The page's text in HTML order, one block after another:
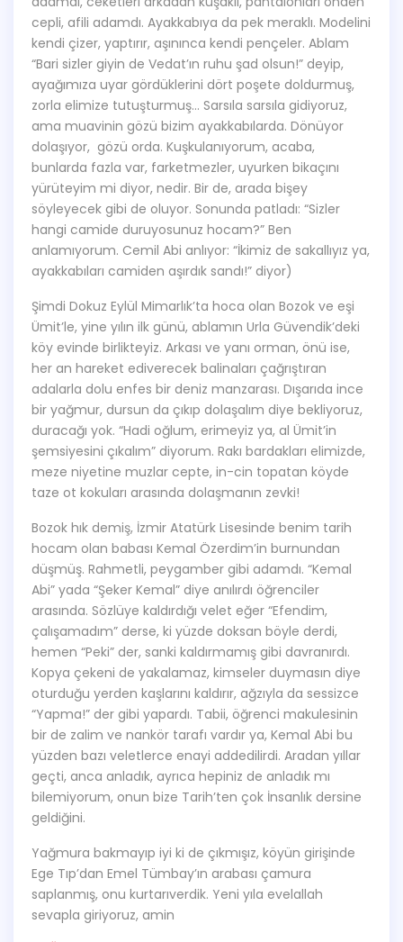
cepli, afili adamdı. Ayakkabıya da pek meraklı. Modelini
kendi çizer, yaptırır, aşınınca kendi pençeler. Ablam
“Bari sizler giyin de Vedat’ın ruhu şad olsun!” deyip,
ayağımıza uyar gördüklerini dört poşete doldurmuş,
zorla elimize tutuşturmuş… Sarsıla sarsıla gidiyoruz,
ama muavinin gözü bizim ayakkabılarda. Dönüyor
dolaşıyor, gözü orda. Kuşkulanıyorum, acaba,
bunlarda fazla var, farketmezler, uyurken bikaçını
yürüteyim mi diyor, nedir. Bir de, arada bişey
söyleyecek gibi de oluyor. Sonunda patladı: “Sizler
hangi camide duruyosunuz hocam?” Ben
anlamıyorum. Cemil Abi anlıyor: “İkimiz de sakallıyız ya,
ayakkabıları camiden aşırdık sandı!” diyor)
Şimdi Dokuz Eylül Mimarlık’ta hoca olan Bozok ve eşi
Ümit’le, yine yılın ilk günü, ablamın Urla Güvendik’deki
köy evinde birlikteyiz. Arkası ve yanı orman, önü ise,
her an hareket ediverecek balinaları çağrıştıran
adalarla dolu enfes bir deniz manzarası. Dışarıda ince
bir yağmur, dursun da çıkıp dolaşalım diye bekliyoruz,
duracağı yok. “Hadi oğlum, erimeyiz ya, al Ümit’in
şemsiyesini çıkalım” diyorum. Rakı bardakları elimizde,
meze niyetine muzlar cepte, in-cin topatan köyde
taze ot kokuları arasında dolaşmanın zevki!
Bozok hık demiş, İzmir Atatürk Lisesinde benim tarih
hocam olan babası Kemal Özerdim’in burnundan
düşmüş. Rahmetli, peygamber gibi adamdı. “Kemal
Abi” yada “Şeker Kemal” diye anılırdı öğrenciler
arasında. Sözlüye kaldırdığı velet eğer “Efendim,
çalışamadım” derse, ki yüzde doksan böyle derdi,
hemen “Peki” der, sanki kaldırmamış gibi davranırdı.
Kopya çekeni de yakalamaz, kimseler duymasın diye
oturduğu yerden kaşlarını kaldırır, ağzıyla da sessizce
“Yapma!” der gibi yapardı. Tabii, öğrenci makulesinin
bir de zalim ve nankör tarafı vardır ya, Kemal Abi bu
yüzden bazı veletlerce enayi addedilirdi. Aradan yıllar
geçti, anca anladık, ayrıca hepiniz de anladık mı
bilemiyorum, onun bize Tarih’ten çok İnsanlık dersine
geldiğini.
Yağmura bakmayıp iyi ki de çıkmışız, köyün girişinde
Ege Tıp’dan Emel Tümbay’ın arabası çamura
saplanmış, onu kurtarıverdik. Yeni yıla evelallah
sevapla giriyoruz, amin